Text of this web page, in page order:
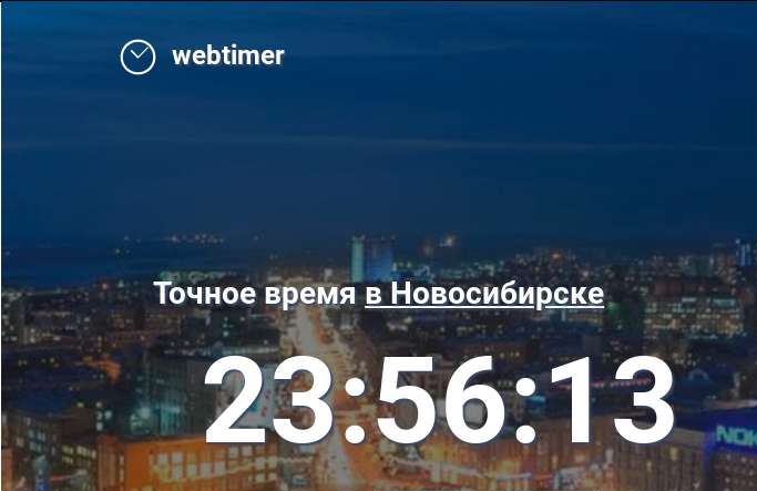
webtimer
Точное времяв Новосибирске
23:56:14